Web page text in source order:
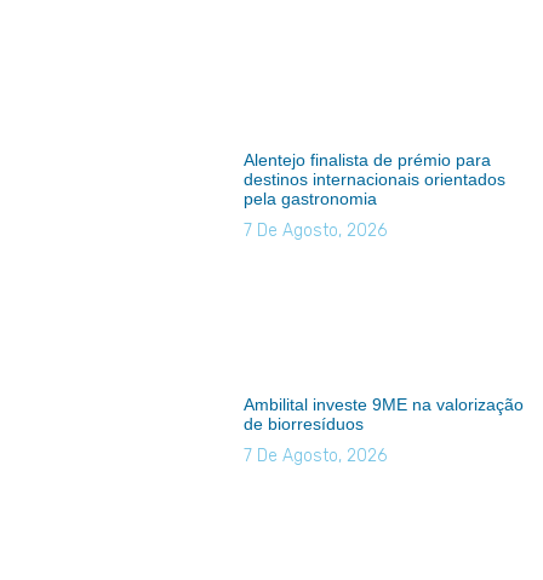
Alentejo finalista de prémio para
destinos internacionais orientados
pela gastronomia
7 De Agosto, 2026
Ambilital investe 9ME na valorização
de biorresíduos
7 De Agosto, 2026